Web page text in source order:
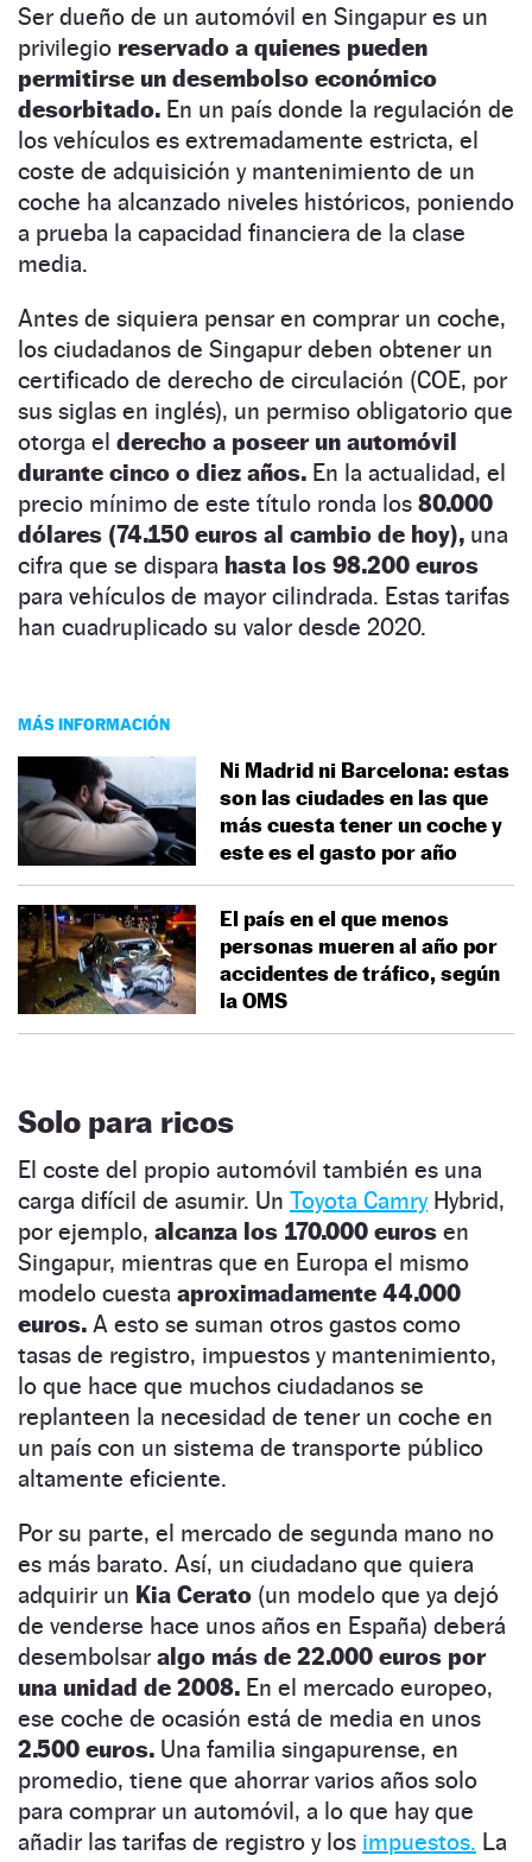
Ser dueño de un automóvil en Singapur es un
privilegio reservado a quienes pueden
permitirse un desembolso económico
desorbitado. En un país donde la regulación de
los vehículos es extremadamente estricta, el
coste de adquisición y mantenimiento de un
coche ha alcanzado niveles históricos, poniendo
a prueba la capacidad financiera de la clase
media.
Antes de siquiera pensar en comprar un coche,
los ciudadanos de Singapur deben obtener un
certificado de derecho de circulación (COE, por
sus siglas en inglés), un permiso obligatorio que
otorga el derecho a poseer un automóvil
durante cinco o diez años. En la actualidad, el
precio mínimo de este título ronda los 80.000
dólares (74.150 euros al cambio de hoy), una
cifra que se dispara hasta los 98.200 euros
para vehículos de mayor cilindrada. Estas tarifas
han cuadruplicado su valor desde 2020.
MÁS INFORMACIÓN
Ni Madrid ni Barcelona: estas
son las ciudades en las que
más cuesta tener un coche y
este es el gasto por año
El país en el que menos
personas mueren al año por
accidentes de tráfico, según
la OMS
Solo para ricos
El coste del propio automóvil también es una
carga difícil de asumir. Un Toyota CamryHybrid,
por ejemplo, alcanza los 170.000 euros en
Singapur, mientras que en Europa el mismo
modelo cuesta aproximadamente 44.000
euros. A esto se suman otros gastos como
tasas de registro, impuestos y mantenimiento,
lo que hace que muchos ciudadanos se
replanteen la necesidad de tener un coche en
un país con un sistema de transporte público
altamente eficiente.
Por su parte, el mercado de segunda mano no
es más barato. Así, un ciudadano que quiera
adquirir un Kia Cerato (un modelo que ya dejó
de venderse hace unos años en España) deberá
desembolsar algo más de 22.000 euros por
una unidad de 2008. En el mercado europeo,
ese coche de ocasión está de media en unos
2.500 euros. Una familia singapurense, en
promedio, tiene que ahorrar varios años solo
para comprar un automóvil, a lo que hay que
añadir las tarifas de registro y los impuestos. La